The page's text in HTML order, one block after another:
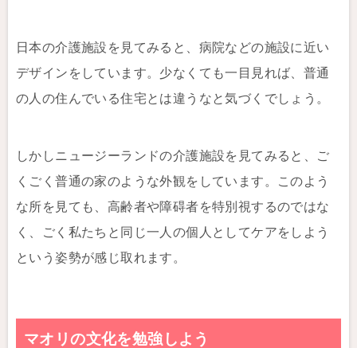
日本の介護施設を見てみると、病院などの施設に近い
デザインをしています。少なくても一目見れば、普通
の人の住んでいる住宅とは違うなと気づくでしょう。
しかしニュージーランドの介護施設を見てみると、ご
くごく普通の家のような外観をしています。このよう
な所を見ても、高齢者や障碍者を特別視するのではな
く、ごく私たちと同じ一人の個人としてケアをしよう
という姿勢が感じ取れます。
マオリの文化を勉強しよう